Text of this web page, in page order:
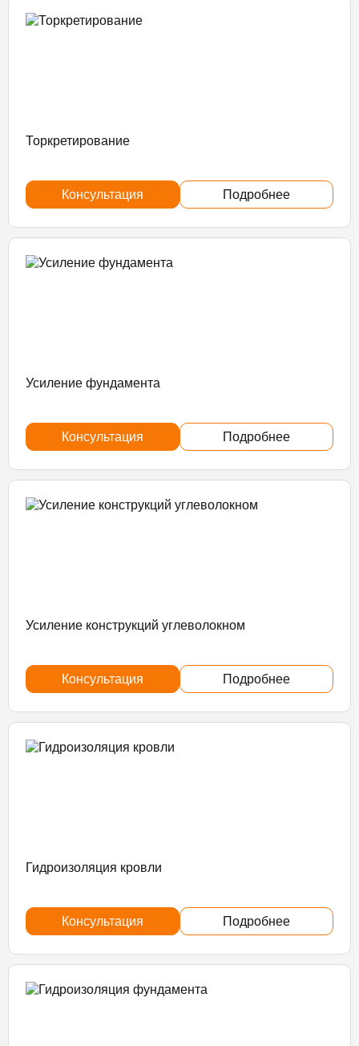
Торкретирование
Консультация Подробнее
Усиление фундамента
Консультация Подробнее
Усиление конструкций углеволокном
Консультация Подробнее
Гидроизоляция кровли
Консультация Подробнее